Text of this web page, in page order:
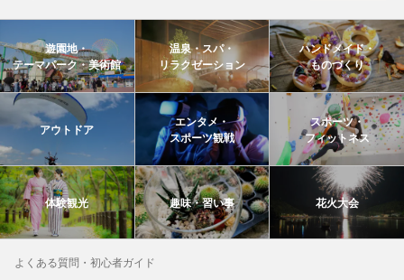
遊園地・
テーマパーク・美術館
温泉・スパ・
リラクゼーション
ハンドメイド・
ものづくり
アウトドア
エンタメ・
スポーツ観戦
スポーツ・
フィットネス
体験観光 趣味・習い事 花火大会
よくある質問・初心者ガイド